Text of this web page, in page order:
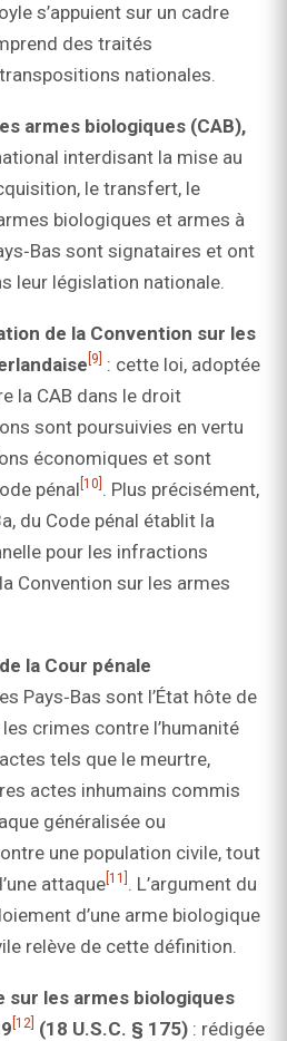
s’appuient sur un cadre
des traités
nationales.
armes biologiques (CAB),
interdisant la mise au
le transfert, le
biologiques et armes à
sont signataires et ont
leur législation nationale.
de la Convention sur les
[9]
: cette loi, adoptée
la CAB dans le droit
sont poursuivies en vertu
économiques et sont
pénal [10] . Plus précisément,
du Code pénal établit la
pour les infractions
Convention sur les armes
la Cour pénale
Pays‑Bas sont l’État hôte de
crimes contre l’humanité
tels que le meurtre,
actes inhumains commis
généralisée ou
une population civile, tout
attaque [11] . L’argument du
d’une arme biologique
relève de cette définition.
les armes biologiques
[12] (18 U.S.C. § 175) : rédigée